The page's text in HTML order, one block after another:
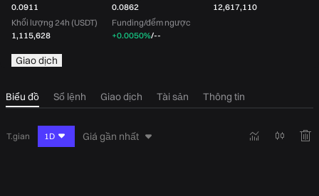
0.0911
0.0862
12,617,110
Khối lượng 24h (USDT)
1,115,628
Funding/đếm ngược
+0.0050%/--
Giao dịch
Biểu đồ Sổ lệnh Giao dịch Tài sản Thông tin
T.gian 1D Giá gần nhất